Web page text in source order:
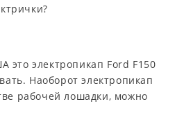
электропикап Ford F150
Наоборот электропикап
рабочей лошадки, можно